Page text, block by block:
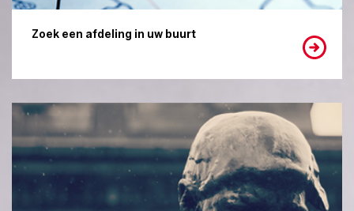
Zoek een afdeling in uw buurt